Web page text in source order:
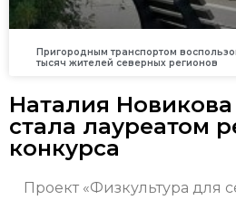
Пригородным транспортом
тысяч жителей северных регионов
Наталия Новикова
стала лауреатом
конкурса
Проект «Физкультура для